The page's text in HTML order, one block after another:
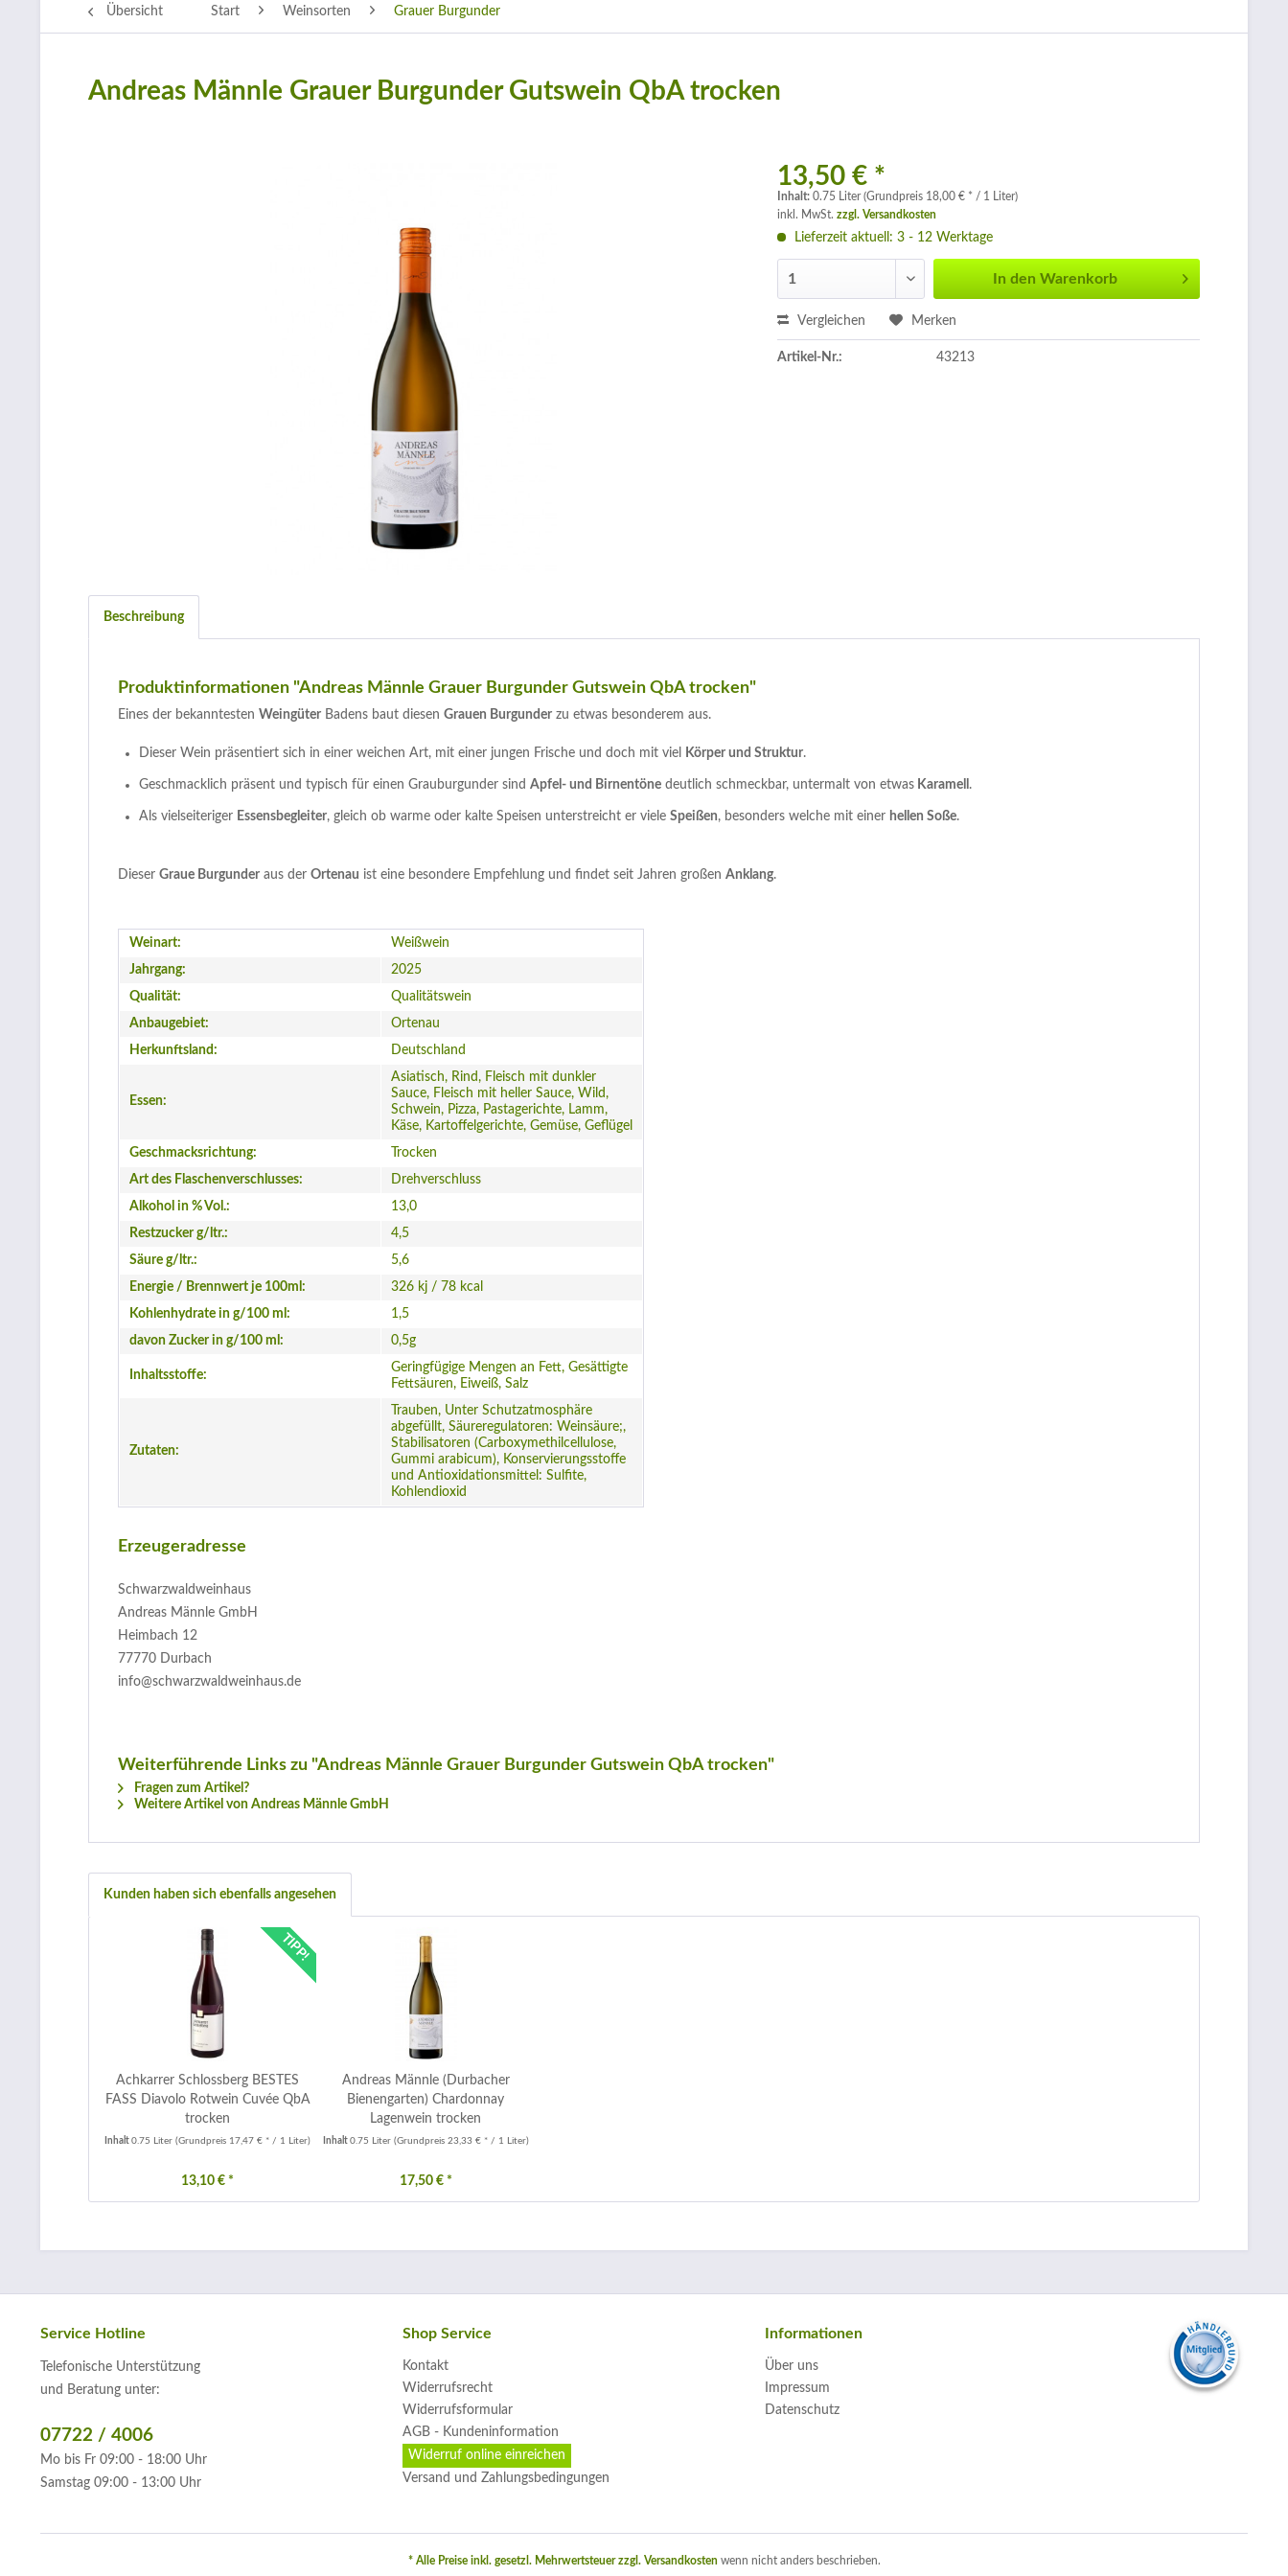
Übersicht Start Weinsorten Grauer Burgunder
Andreas Männle Grauer Burgunder Gutswein QbA trocken
13,50 € *
Inhalt:0.75 Liter (Grundpreis 18,00 € * / 1 Liter)
inkl. MwSt.zzgl. Versandkosten
Lieferzeit aktuell: 3 - 12 Werktage
In den Warenkorb
Vergleichen Merken
Artikel-Nr.: 43213
Beschreibung
Produktinformationen "Andreas Männle Grauer Burgunder Gutswein QbA trocken"
Eines der bekanntesten Weingüter Badens baut diesen Grauen Burgunder zu etwas besonderem aus.
Dieser Wein präsentiert sich in einer weichen Art, mit einer jungen Frische und doch mit viel Körper und Struktur.
Geschmacklich präsent und typisch für einen Grauburgunder sind Apfel- und Birnentöne deutlich schmeckbar, untermalt von etwas Karamell .
Als vielseiteriger Essensbegleiter, gleich ob warme oder kalte Speisen unterstreicht er viele Speißen, besonders welche mit einer hellen Soße.
Dieser Graue Burgunder aus der Ortenau ist eine besondere Empfehlung und findet seit Jahren großen Anklang.
Weinart:
Weißwein
Jahrgang:
2025
Qualität:
Qualitätswein
Anbaugebiet:
Ortenau
Herkunftsland:
Deutschland
Essen:
Asiatisch, Rind, Fleisch mit dunkler
Sauce, Fleisch mit heller Sauce, Wild,
Schwein, Pizza, Pastagerichte, Lamm,
Käse, Kartoffelgerichte, Gemüse, Geflügel
Geschmacksrichtung:
Trocken
Art des Flaschenverschlusses:
Drehverschluss
Alkohol in % Vol.:
13,0
Restzucker g/ltr.:
4,5
Säure g/ltr.:
5,6
Energie / Brennwert je 100ml:
326 kj / 78 kcal
Kohlenhydrate in g/100 ml:
1,5
davon Zucker in g/100 ml:
0,5g
Inhaltsstoffe:
Geringfügige Mengen an Fett, Gesättigte
Fettsäuren, Eiweiß, Salz
Zutaten:
Trauben, Unter Schutzatmosphäre
abgefüllt, Säureregulatoren: Weinsäure;,
Stabilisatoren (Carboxymethilcellulose,
Gummi arabicum), Konservierungsstoffe
und Antioxidationsmittel: Sulfite,
Kohlendioxid
Erzeugeradresse
Schwarzwaldweinhaus
Andreas Männle GmbH
Heimbach 12
77770 Durbach
info@schwarzwaldweinhaus.de
Weiterführende Links zu "Andreas Männle Grauer Burgunder Gutswein QbA trocken"
Fragen zum Artikel?
Weitere Artikel von Andreas Männle GmbH
Kunden haben sich ebenfalls angesehen
TIPP!
Achkarrer Schlossberg BESTES
FASS Diavolo Rotwein Cuvée QbA
trocken
Inhalt0.75 Liter(Grundpreis 17,47 € * / 1 Liter)
13,10 € *
Andreas Männle (Durbacher
Bienengarten) Chardonnay
Lagenwein trocken
Inhalt 0.75 Liter (Grundpreis 23,33 € * / 1 Liter)
17,50 € *
Service Hotline
Telefonische Unterstützung
und Beratung unter:
07722 / 4006
Mo bis Fr 09:00 - 18:00 Uhr
Samstag 09:00 - 13:00 Uhr
Shop Service
Kontakt
Widerrufsrecht
Widerrufsformular
AGB - Kundeninformation
Widerruf online einreichen
Versand und Zahlungsbedingungen
Informationen
Über uns
Impressum
Datenschutz
* Alle Preise inkl. gesetzl. Mehrwertsteuer zzgl. Versandkostenwenn nicht anders beschrieben.